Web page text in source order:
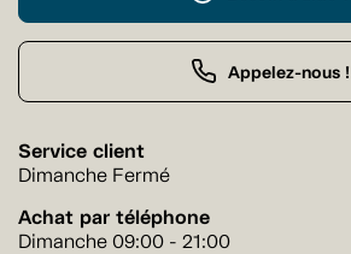
Appelez-nous !
Service client
Dimanche Fermé
Achat par téléphone
Dimanche 09:00 - 21:00